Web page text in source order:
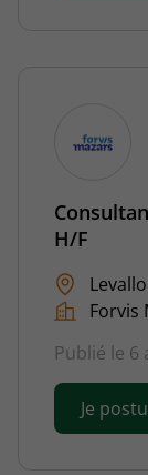
H/F
Forvis
Publié le 6
Je